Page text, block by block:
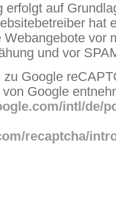
erfolgt auf
hat
Webangebote vor
und vor
Google
Google
intl/de/
recaptcha/